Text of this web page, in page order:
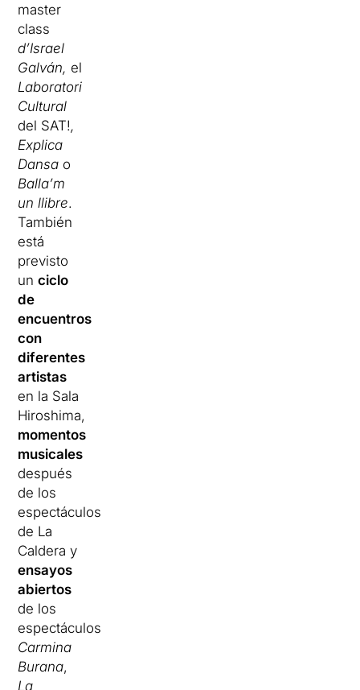
master
class
d’Israel
Galván,el
Laboratori
Cultural
del SAT!,
Explica
Dansa o
Balla’m
un llibre.
También
está
previsto
unciclo
de
encuentros
con
diferentes
artistas
en la Sala
Hiroshima,
momentos
musicales
después
de los
espectáculos
de La
Caldera y
ensayos
abiertos
de los
espectáculos
Carmina
Burana,
La